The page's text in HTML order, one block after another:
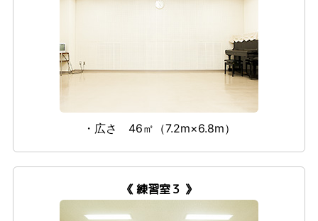
・広さ 46㎡（7.2m×6.8m）
《 練習室３ 》